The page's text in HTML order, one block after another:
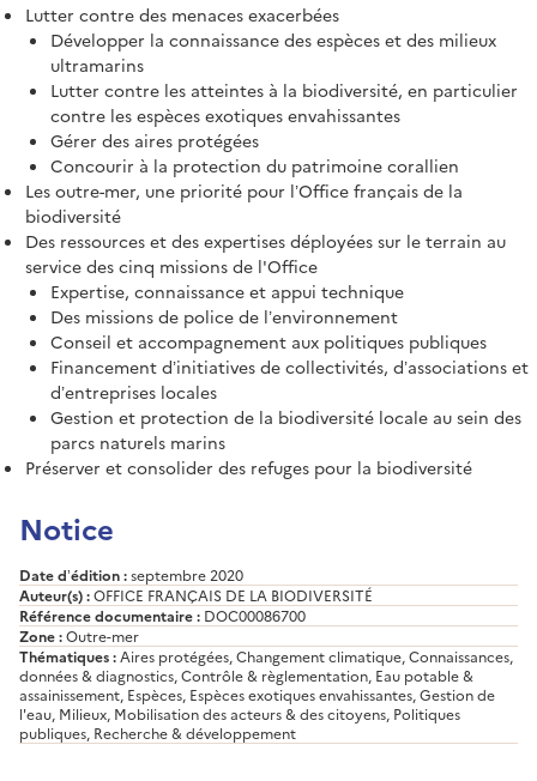
Lutter contre des menaces exacerbées
Développer la connaissance des espèces et des milieux
ultramarins
Lutter contre les atteintes à la biodiversité, en particulier
contre les espèces exotiques envahissantes
Gérer des aires protégées
Concourir à la protection du patrimoine corallien
Les outre-mer, une priorité pour l’Office français de la
biodiversité
Des ressources et des expertises déployées sur le terrain au
service des cinq missions de l'Office
Expertise, connaissance et appui technique
Des missions de police de l’environnement
Conseil et accompagnement aux politiques publiques
Financement d’initiatives de collectivités, d’associations et
d’entreprises locales
Gestion et protection de la biodiversité locale au sein des
parcs naturels marins
Préserver et consolider des refuges pour la biodiversité
Notice
Date d’édition :septembre 2020
Auteur(s) :OFFICE FRANÇAIS DE LA BIODIVERSITÉ
Référence documentaire : DOC00086700
Zone :Outre-mer
Thématiques :Aires protégées, Changement climatique, Connaissances,
données & diagnostics, Contrôle & règlementation, Eau potable &
assainissement, Espèces, Espèces exotiques envahissantes, Gestion de
l'eau, Milieux, Mobilisation des acteurs & des citoyens, Politiques
publiques, Recherche & développement